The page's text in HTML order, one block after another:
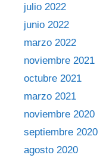
julio 2022
junio 2022
marzo 2022
noviembre 2021
octubre 2021
marzo 2021
noviembre 2020
septiembre 2020
agosto 2020